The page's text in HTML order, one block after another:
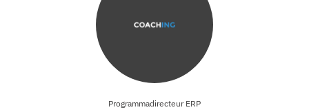
Programmadirecteur ERP